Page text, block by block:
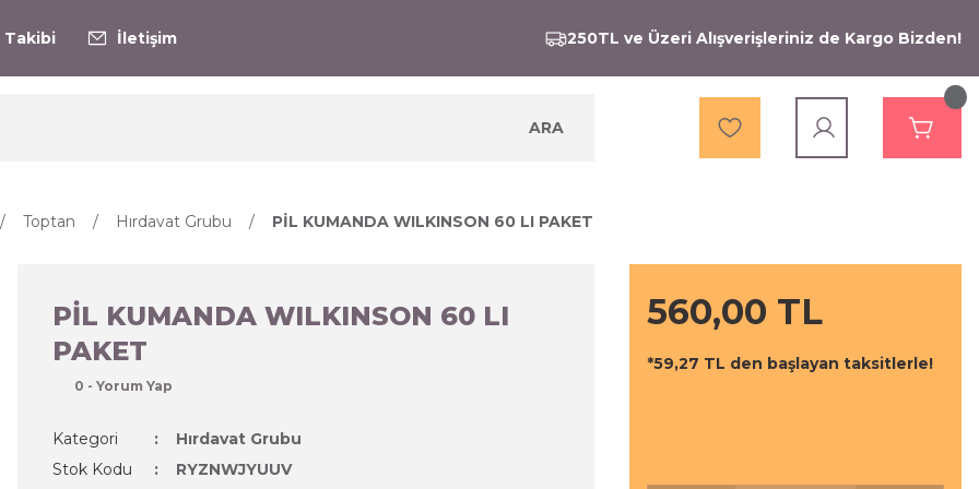
Takibi İletişim 250TL ve Üzeri Alışverişleriniz de Kargo Bizden!
ARA
Toptan Hırdavat Grubu PİL KUMANDA WILKINSON 60 LI PAKET
PİL KUMANDA WILKINSON 60 LI
PAKET
0 - Yorum Yap
Kategori
Hırdavat Grubu
Stok Kodu
RYZNWJYUUV
560,00 TL
*59,27 TL den başlayan taksitlerle!